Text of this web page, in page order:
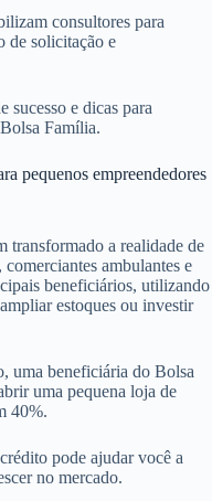
consultores para
de solicitação e
sucesso e dicas para
Família.
pequenos empreendedores
transformado a realidade de
ambulantes e
beneficiários, utilizando
estoques ou investir
uma beneficiária do Bolsa
uma pequena loja de
40%.
pode ajudar você a
no mercado.